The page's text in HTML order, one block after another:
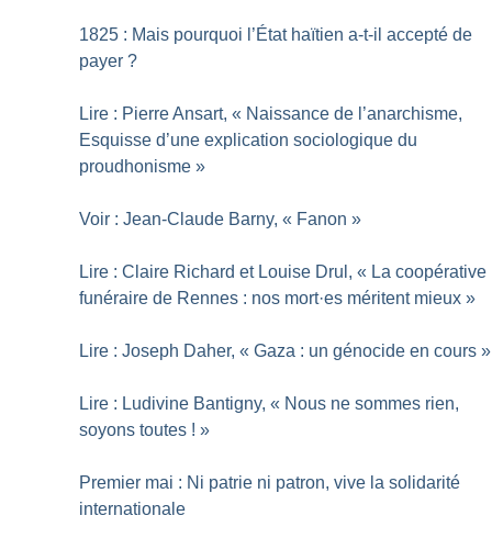
1825 : Mais pourquoi l’État haïtien a-t-il accepté de
payer ?
Lire : Pierre Ansart, « Naissance de l’anarchisme,
Esquisse d’une explication sociologique du
proudhonisme »
Voir : Jean-Claude Barny, « Fanon »
Lire : Claire Richard et Louise Drul, « La coopérative
funéraire de Rennes : nos mort·es méritent mieux »
Lire : Joseph Daher, « Gaza : un génocide en cours »
Lire : Ludivine Bantigny, « Nous ne sommes rien,
soyons toutes ! »
Premier mai : Ni patrie ni patron, vive la solidarité
internationale